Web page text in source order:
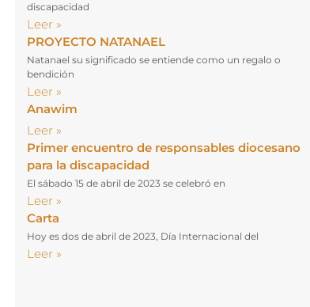
discapacidad
Leer »
PROYECTO NATANAEL
Natanael su significado se entiende como un regalo o
bendición
Leer »
Anawim
Leer »
Primer encuentro de responsables diocesano
para la discapacidad
El sábado 15 de abril de 2023 se celebró en
Leer »
Carta
Hoy es dos de abril de 2023, Día Internacional del
Leer »